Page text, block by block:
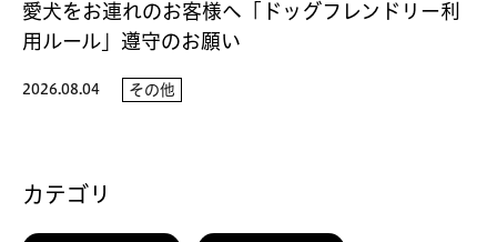
愛犬をお連れのお客様へ「ドッグフレンドリー利
用ルール」遵守のお願い
2026.08.04 その他
カテゴリ